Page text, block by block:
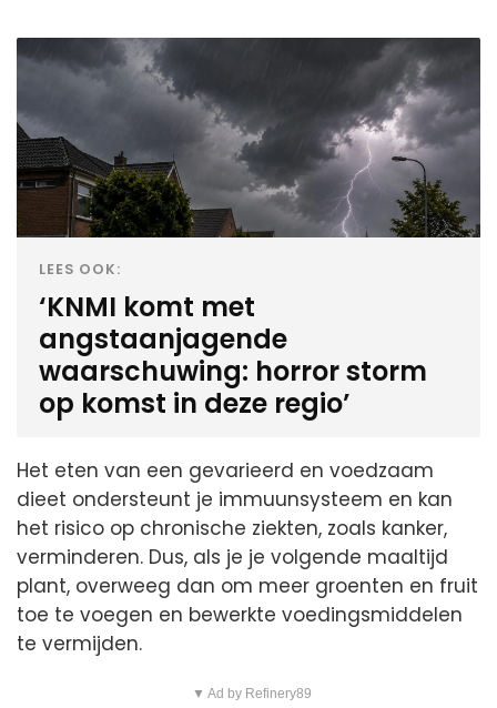
LEES OOK:
‘KNMI komt met
angstaanjagende
waarschuwing: horror storm
op komst in deze regio’
Het eten van een gevarieerd en voedzaam
dieet ondersteunt je immuunsysteem en kan
het risico op chronische ziekten, zoals kanker,
verminderen. Dus, als je je volgende maaltijd
plant, overweeg dan om meer groenten en fruit
toe te voegen en bewerkte voedingsmiddelen
te vermijden.
▼ Ad by Refinery89